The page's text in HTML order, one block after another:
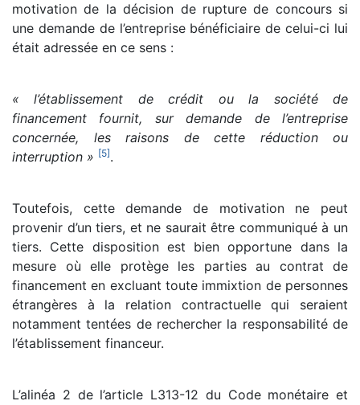
motivation de la décision de rupture de concours si
une demande de l’entreprise bénéficiaire de celui-ci lui
était adressée en ce sens :
« l’établissement de crédit ou la société de
financement fournit, sur demande de l’entreprise
concernée, les raisons de cette réduction ou
interruption » [5].
Toutefois, cette demande de motivation ne peut
provenir d’un tiers, et ne saurait être communiqué à un
tiers. Cette disposition est bien opportune dans la
mesure où elle protège les parties au contrat de
financement en excluant toute immixtion de personnes
étrangères à la relation contractuelle qui seraient
notamment tentées de rechercher la responsabilité de
l’établissement financeur.
L’alinéa 2 de l’article L313-12 du Code monétaire et